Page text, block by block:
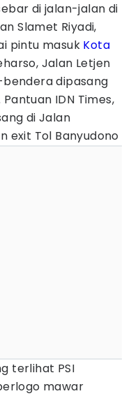
di jalan-jalan di
Slamet Riyadi,
pintu masuk Kota
Jalan Letjen
dipasang
IDN Times,
di Jalan
exit Tol Banyudono
terlihat PSI
mawar